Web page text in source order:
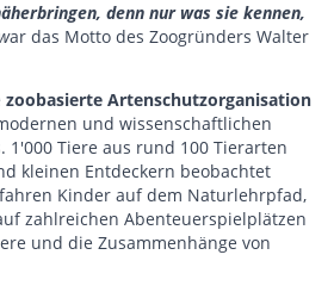
denn nur was sie kennen,
ar das Motto des Zoogründers Walter
zoobasierte Artenschutzorganisation
und wissenschaftlichen
1'000 Tiere aus rund 100 Tierarten
kleinen Entdeckern beobachtet
Kinder auf dem Naturlehrpfad,
zahlreichen Abenteuerspielplätzen
und die Zusammenhänge von